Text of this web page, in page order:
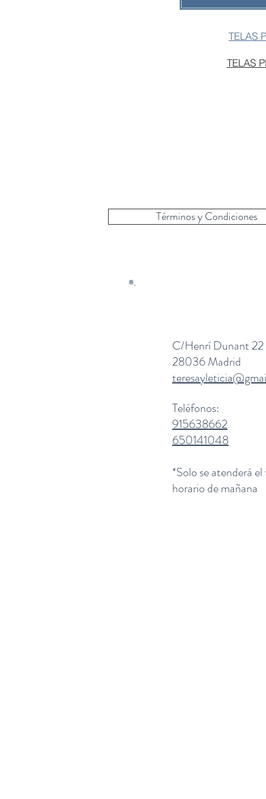
TELAS
TELAS
Términos y Condiciones
C/Henrí Dunant 22
28036 Madrid
Teléfonos:
915638662
650141048
*Solo se atenderá
horario de mañana